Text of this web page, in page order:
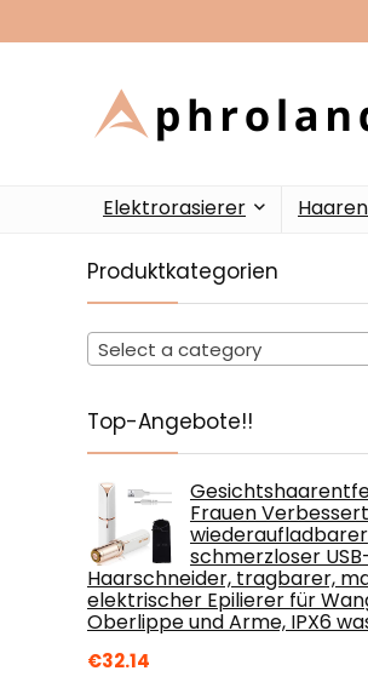
Elektrorasierer
Produktkategorien
Select a category
Top-Angebote!!
Frauen
wiederaufladbarer
schmerzloser
Haarschneider, tragbarer,
elektrischer Epilierer für
Oberlippe und Arme, IPX6
€32.14